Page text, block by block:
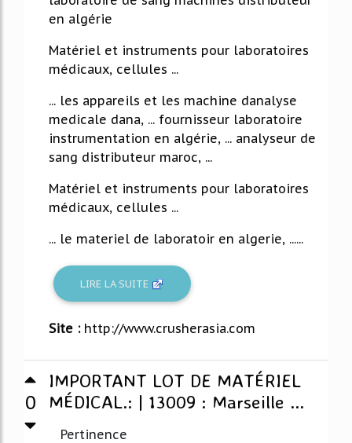
en algérie
Matériel et instruments pour laboratoires
médicaux, cellules ...
... les appareils et les machine danalyse
medicale dana, ... fournisseur laboratoire
instrumentation en algérie, ... analyseur de
sang distributeur maroc, ...
Matériel et instruments pour laboratoires
médicaux, cellules ...
... le materiel de laboratoir en algerie, ......
LIRE LA SUITE
Site : http://www.crusherasia.com
0
IMPORTANT LOT DE MATÉRIEL
MÉDICAL.: | 13009 : Marseille ...
Pertinence